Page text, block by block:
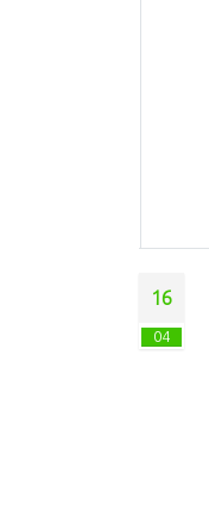
16
04